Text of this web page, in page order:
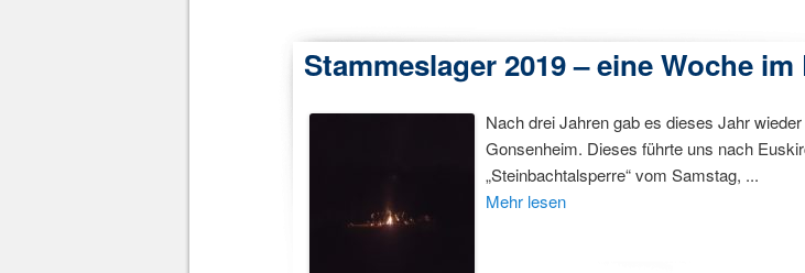
Stammeslager 2019 – eine Woche
Nach drei Jahren gab es dieses Jahr
Gonsenheim. Dieses führte uns nach
„Steinbachtalsperre“ vom Samstag, ...
Mehr lesen